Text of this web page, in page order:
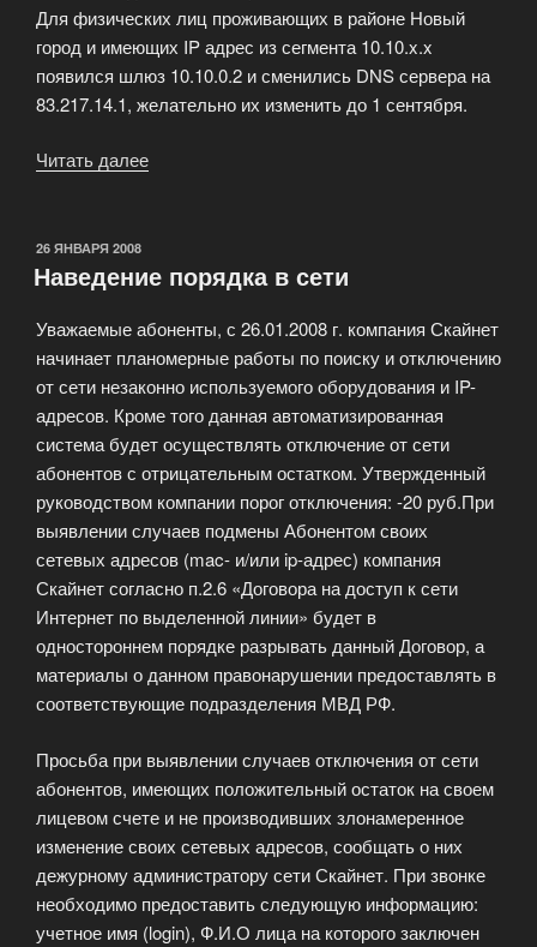
Для физических лиц проживающих в районе Новый
город и имеющих IP адрес из сегмента 10.10.x.x
появился шлюз 10.10.0.2 и сменились DNS сервера на
83.217.14.1, желательно их изменить до 1 сентября.
Читать далее
Интернет»
ОПУБЛИКОВАНО
26 ЯНВАРЯ 2008
Наведение порядка в сети
Уважаемые абоненты, с 26.01.2008 г. компания Скайнет
начинает планомерные работы по поиску и отключению
от сети незаконно используемого оборудования и IP-
адресов. Кроме того данная автоматизированная
система будет осуществлять отключение от сети
абонентов с отрицательным остатком. Утвержденный
руководством компании порог отключения: -20 руб.При
выявлении случаев подмены Абонентом своих
сетевых адресов (mac- и/или ip-адрес) компания
Скайнет согласно п.2.6 «Договора на доступ к сети
Интернет по выделенной линии» будет в
одностороннем порядке разрывать данный Договор, а
материалы о данном правонарушении предоставлять в
соответствующие подразделения МВД РФ.
Просьба при выявлении случаев отключения от сети
абонентов, имеющих положительный остаток на своем
лицевом счете и не производивших злонамеренное
изменение своих сетевых адресов, сообщать о них
дежурному администратору сети Скайнет. При звонке
необходимо предоставить следующую информацию:
учетное имя (login), Ф.И.О лица на которого заключен